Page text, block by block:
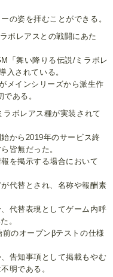
の姿を拝むことができる。
ボレアスとの戦闘にあた
「舞い降りる伝説/ミラボレ
入されている。
メインシリーズから派生作
ある。
ボレアス種が実装されて
から2019年のサービス終
皆無だった。
を掲示する場合において
代替とされ、名称や報酬素
代替表現としてゲーム内呼
。
のオープンβテストの仕様
告知事項として掲載もやむ
明である。